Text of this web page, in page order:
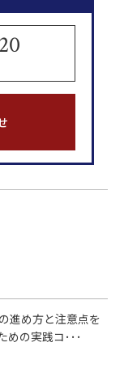
進め方と注意点を
めの実践コ･･･